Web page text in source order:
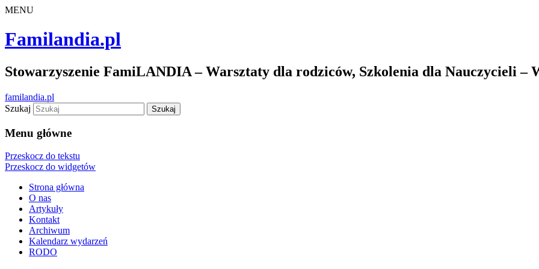
MENU
Familandia.pl
Stowarzyszenie FamiLANDIA – Warsztaty dla rodziców, Szkolenia dla Nauczycieli –
familandia.pl
Szukaj
Menu główne
Przeskocz do tekstu
Przeskocz do widgetów
Strona główna
O nas
Artykuły
Kontakt
Archiwum
Kalendarz wydarzeń
RODO